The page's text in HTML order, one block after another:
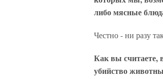
либо мясные
Честно - ни разу
Как вы считаете,
убийство